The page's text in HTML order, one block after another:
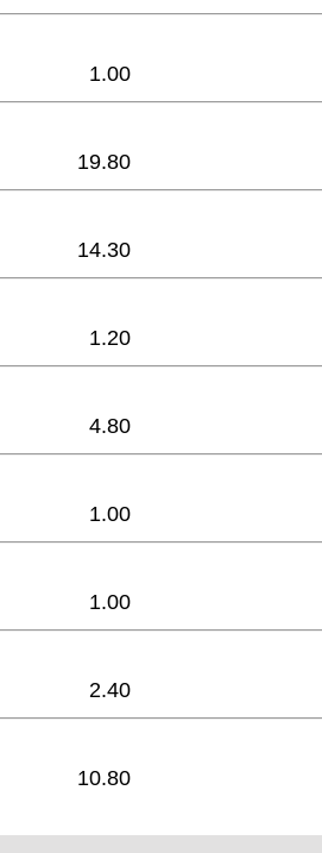
1.00
19.80
14.30
1.20
4.80
1.00
1.00
2.40
10.80